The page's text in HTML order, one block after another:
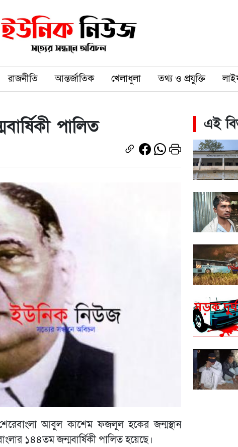
রাজনীতি আন্তর্জাতিক খেলাধুলা তথ্য ও প্রযুক্তি
পালিত
আবুল কাশেম ফজলুল হকের জন্মস্থান
১৪৪তম জন্মবার্ষিকী পালিত হয়েছে।
এই